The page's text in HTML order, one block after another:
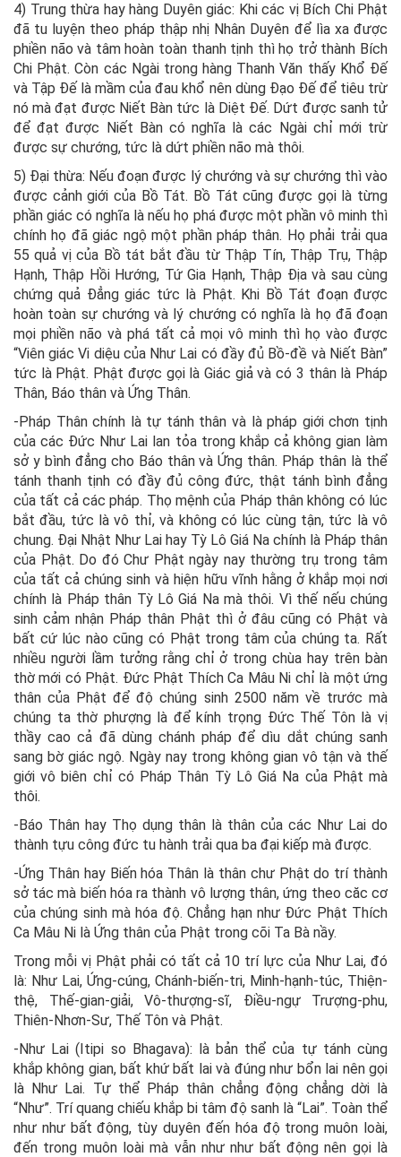
4) Trung thừa hay hàng Duyên giác: Khi các vị Bích Chi Phật
đã tu luyện theo pháp thập nhị Nhân Duyên để lìa xa được
phiền não và tâm hoàn toàn thanh tịnh thì họ trở thành Bích
Chi Phật. Còn các Ngài trong hàng Thanh Văn thấy Khổ Đế
và Tập Đế là mầm của đau khổ nên dùng Đạo Đế để tiêu trừ
nó mà đạt được Niết Bàn tức là Diệt Đế. Dứt được sanh tử
để đạt được Niết Bàn có nghĩa là các Ngài chỉ mới trừ
được sự chướng, tức là dứt phiền não mà thôi.
5) Đại thừa: Nếu đoạn được lý chướng và sự chướng thì vào
được cảnh giới của Bồ Tát. Bồ Tát cũng được gọi là từng
phần giác có nghĩa là nếu họ phá được một phần vô minh thì
chính họ đã giác ngộ một phần pháp thân. Họ phải trải qua
55 quả vị của Bồ tát bắt đầu từ Thập Tín, Thập Trụ, Thập
Hạnh, Thập Hồi Hướng, Tứ Gia Hạnh, Thập Địa và sau cùng
chứng quả Đẳng giác tức là Phật. Khi Bồ Tát đoạn được
hoàn toàn sự chướng và lý chướng có nghĩa là họ đã đoạn
mọi phiền não và phá tất cả mọi vô minh thì họ vào được
“Viên giác Vi diệu của Như Lai có đầy đủ Bồ-đề và Niết Bàn”
tức là Phật. Phật được gọi là Giác giả và có 3 thân là Pháp
Thân, Báo thân và Ứng Thân.
-Pháp Thân chính là tự tánh thân và là pháp giới chơn tịnh
của các Đức Như Lai lan tỏa trong khắp cả không gian làm
sở y bình đẳng cho Báo thân và Ứng thân. Pháp thân là thể
tánh thanh tịnh có đầy đủ công đức, thật tánh bình đẳng
của tất cả các pháp. Thọ mệnh của Pháp thân không có lúc
bắt đầu, tức là vô thỉ, và không có lúc cùng tận, tức là vô
chung. Đại Nhật Như Lai hay Tỳ Lô Giá Na chính là Pháp thân
của Phật. Do đó Chư Phật ngày nay thường trụ trong tâm
của tất cả chúng sinh và hiện hữu vĩnh hằng ở khắp mọi nơi
chính là Pháp thân Tỳ Lô Giá Na mà thôi. Vì thế nếu chúng
sinh cảm nhận Pháp thân Phật thì ở đâu cũng có Phật và
bất cứ lúc nào cũng có Phật trong tâm của chúng ta. Rất
nhiều người lầm tưởng rằng chỉ ở trong chùa hay trên bàn
thờ mới có Phật. Đức Phật Thích Ca Mâu Ni chỉ là một ứng
thân của Phật để độ chúng sinh 2500 năm về trước mà
chúng ta thờ phượng là để kính trọng Đức Thế Tôn là vị
thầy cao cả đã dùng chánh pháp để dìu dắt chúng sanh
sang bờ giác ngộ. Ngày nay trong không gian vô tận và thế
giới vô biên chỉ có Pháp Thân Tỳ Lô Giá Na của Phật mà
thôi.
-Báo Thân hay Thọ dụng thân là thân của các Như Lai do
thành tựu công đức tu hành trải qua ba đại kiếp mà được.
-Ứng Thân hay Biến hóa Thân là thân chư Phật do trí thành
sở tác mà biến hóa ra thành vô lượng thân, ứng theo căc cơ
của chúng sinh mà hóa độ. Chẳng hạn như Đức Phật Thích
Ca Mâu Ni là Ứng thân của Phật trong cõi Ta Bà nầy.
Trong mỗi vị Phật phải có tất cả 10 trí lực của Như Lai, đó
là: Như Lai, Ứng-cúng, Chánh-biến-tri, Minh-hạnh-túc, Thiện-
thệ, Thế-gian-giải, Vô-thượng-sĩ, Điều-ngự Trượng-phu,
Thiên-Nhơn-Sư, Thế Tôn và Phật.
-Như Lai (Itipi so Bhagava): là bản thể của tự tánh cùng
khắp không gian, bất khứ bất lai và đúng như bổn lai nên gọi
là Như Lai. Tự thể Pháp thân chẳng động chẳng dời là
“Như”. Trí quang chiếu khắp bi tâm độ sanh là “Lai”. Toàn thể
như như bất động, tùy duyên đến hóa độ trong muôn loài,
đến trong muôn loài mà vẫn như như bất động nên gọi là